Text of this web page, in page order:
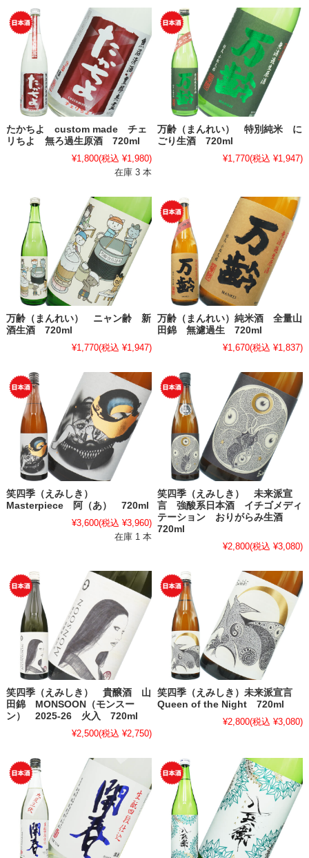
たかちよ custom made チェ
リちよ 無ろ過生原酒 720ml
¥1,800(税込 ¥1,980)
在庫 3 本
万齢（まんれい） 特別純米 に
ごり生酒 720ml
¥1,770(税込 ¥1,947)
万齢（まんれい） ニャン齢 新
酒生酒 720ml
¥1,770(税込 ¥1,947)
万齢（まんれい）純米酒 全量山
田錦 無濾過生 720ml
¥1,670(税込 ¥1,837)
笑四季（えみしき）
Masterpiece 阿（あ） 720ml
¥3,600(税込 ¥3,960)
在庫 1 本
笑四季（えみしき） 未来派宣
言 強酸系日本酒 イチゴメディ
テーション おりがらみ生酒
720ml
¥2,800(税込 ¥3,080)
笑四季（えみしき） 貴醸酒 山
田錦 MONSOON（モンスー
ン） 2025-26 火入 720ml
¥2,500(税込 ¥2,750)
笑四季（えみしき）未来派宣言
Queen of the Night 720ml
¥2,800(税込 ¥3,080)